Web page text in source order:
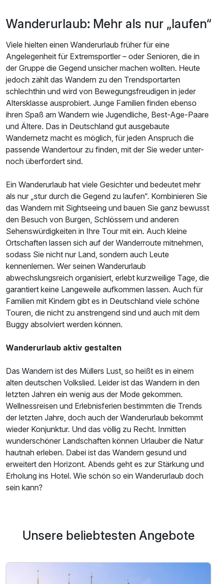
Wanderurlaub: Mehr als nur „laufen“
Viele hielten einen Wanderurlaub früher für eine
Angelegenheit für Extremsportler – oder Senioren, die in
der Gruppe die Gegend unsicher machen wollten. Heute
jedoch zählt das Wandern zu den Trendsportarten
schlechthin und wird von Bewegungsfreudigen in jeder
Altersklasse ausprobiert. Junge Familien finden ebenso
ihren Spaß am Wandern wie Jugendliche, Best-Age-Paare
und Ältere. Das in Deutschland gut ausgebaute
Wandernetz macht es möglich, für jeden Anspruch die
passende Wandertour zu finden, mit der Sie weder unter-
noch überfordert sind.
Ein Wanderurlaub hat viele Gesichter und bedeutet mehr
als nur „stur durch die Gegend zu laufen“. Kombinieren Sie
das Wandern mit Sightseeing und bauen Sie ganz bewusst
den Besuch von Burgen, Schlössern und anderen
Sehenswürdigkeiten in Ihre Tour mit ein. Auch kleine
Ortschaften lassen sich auf der Wanderroute mitnehmen,
sodass Sie nicht nur Land, sondern auch Leute
kennenlernen. Wer seinen Wanderurlaub
abwechslungsreich organisiert, erlebt kurzweilige Tage, die
garantiert keine Langeweile aufkommen lassen. Auch für
Familien mit Kindern gibt es in Deutschland viele schöne
Touren, die nicht zu anstrengend sind und auch mit dem
Buggy absolviert werden können.
Wanderurlaub aktiv gestalten
Das Wandern ist des Müllers Lust, so heißt es in einem
alten deutschen Volkslied. Leider ist das Wandern in den
letzten Jahren ein wenig aus der Mode gekommen.
Wellnessreisen und Erlebnisferien bestimmten die Trends
der letzten Jahre, doch auch der Wanderurlaub bekommt
wieder Konjunktur. Und das völlig zu Recht. Inmitten
wunderschöner Landschaften können Urlauber die Natur
hautnah erleben. Dabei ist das Wandern gesund und
erweitert den Horizont. Abends geht es zur Stärkung und
Erholung ins Hotel. Wie schön so ein Wanderurlaub doch
sein kann?
Unsere beliebtesten Angebote